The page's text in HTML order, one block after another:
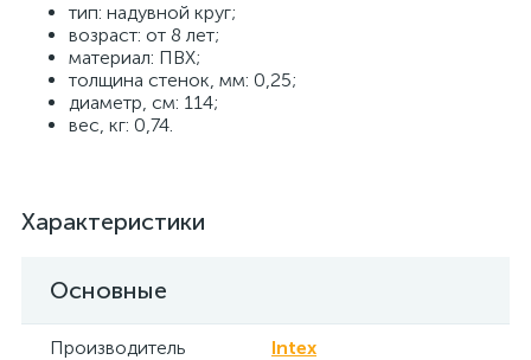
тип: надувной круг;
возраст: от 8 лет;
материал: ПВХ;
толщина стенок, мм: 0,25;
диаметр, см: 114;
вес, кг: 0,74.
Характеристики
Основные
Производитель
Intex